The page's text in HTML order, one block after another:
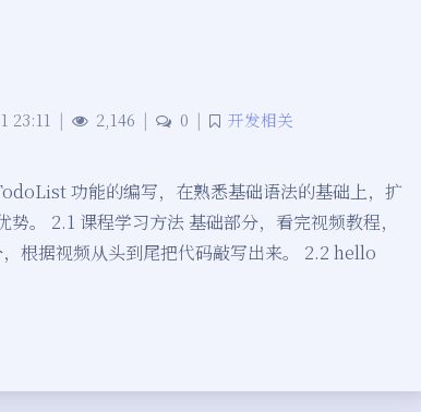
夜间模式
23:11 | 2,146 | 0 |
开发相关
功能的编写，在熟悉基础语法的基础上，扩
。 2.1 课程学习方法 基础部分，看完视频教程，
根据视频从头到尾把代码敲写出来。 2.2 hello